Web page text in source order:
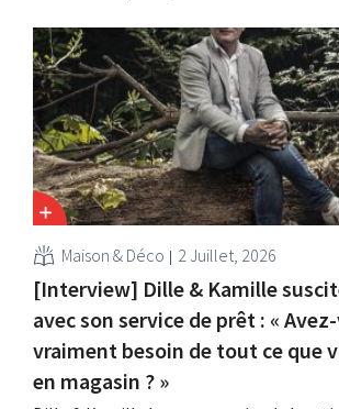
Vente-unique, la marque renoue avec la
entend s'implanter dans quatorze pays
Maison & Déco 2 Juillet, 2026
[Interview] Dille & Kamille
avec son service de prêt : «
vraiment besoin de tout ce que
en magasin ? »